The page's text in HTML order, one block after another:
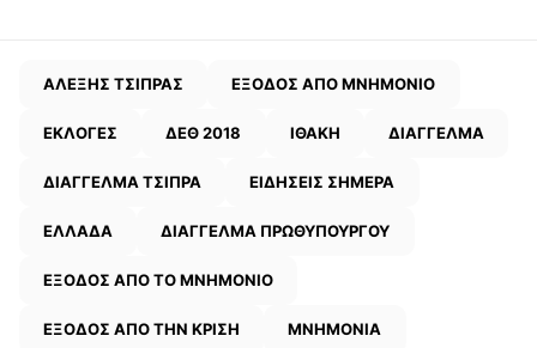
ΑΛΕΞΗΣ ΤΣΙΠΡΑΣ ΕΞΟΔΟΣ ΑΠΟ ΜΝΗΜΟΝΙΟ
ΕΚΛΟΓΕΣ ΔΕΘ 2018 ΙΘΑΚΗ ΔΙΑΓΓΕΛΜΑ
ΔΙΑΓΓΕΛΜΑ ΤΣΙΠΡΑ ΕΙΔΗΣΕΙΣ ΣΗΜΕΡΑ
ΕΛΛΑΔΑ ΔΙΑΓΓΕΛΜΑ ΠΡΩΘΥΠΟΥΡΓΟΥ
ΕΞΟΔΟΣ ΑΠΟ ΤΟ ΜΝΗΜΟΝΙΟ
ΕΞΟΔΟΣ ΑΠΟ ΤΗΝ ΚΡΙΣΗ ΜΝΗΜΟΝΙΑ